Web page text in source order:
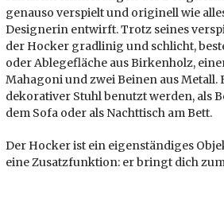
genauso verspielt und originell wie
Designerin entwirft. Trotz seines
der Hocker gradlinig und schlicht,
oder Ablegefläche aus Birkenholz,
Mahagoni und zwei Beinen aus Metall.
dekorativer Stuhl benutzt werden, als
dem Sofa oder als Nachttisch am Bett.
Der Hocker ist ein eigenständiges
eine Zusatzfunktion: er bringt dich